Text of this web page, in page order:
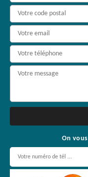
On